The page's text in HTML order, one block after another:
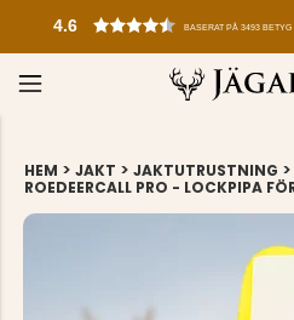
4.6 BASERAT PÅ 3493 BETYG
HEM > JAKT > JAKTUTRUSTNING >
ROEDEERCALL PRO - LOCKPIPA